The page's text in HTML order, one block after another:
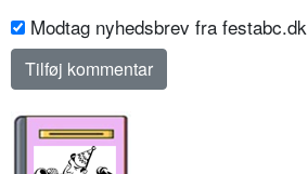
Modtag nyhedsbrev fra festabc.dk